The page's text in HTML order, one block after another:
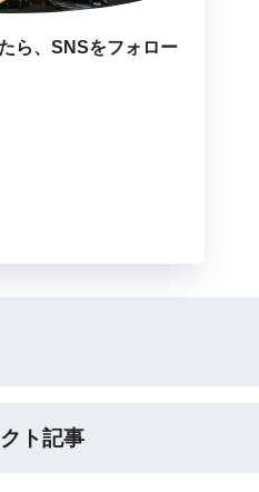
ら、SNSをフォロー
ト記事